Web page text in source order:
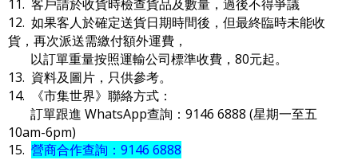
11. 客戶請於收貨時檢查貨品及數量，過後不得爭議
12. 如果客人於確定送貨日期時間後，但最終臨時未能收
貨，再次派送需繳付額外運費，
以訂單重量按照運輸公司標準收費，80元起。
13. 資料及圖片，只供參考。
14. 《市集世界》聯絡方式：
訂單跟進 WhatsApp查詢：9146 6888 (星期一至五
10am-6pm)
15. 營商合作查詢：9146 6888